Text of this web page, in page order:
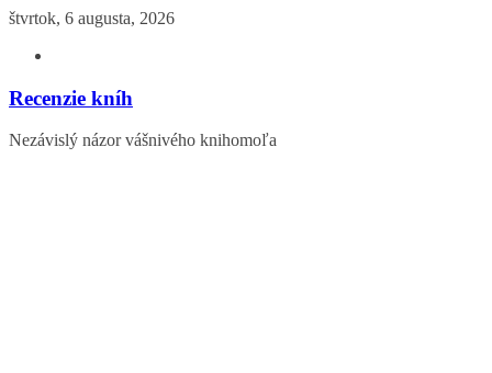
Skip
content
štvrtok, 6 augusta, 2026
Recenzie kníh
Nezávislý názor vášnivého knihomoľa